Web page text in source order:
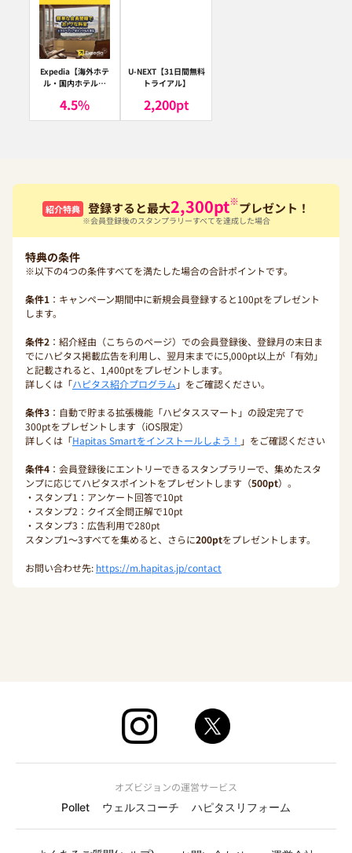
Expedia【海外ホテ
ル・国内ホテル予
ア）
4.5%
U-NEXT【31日間無料
トライアル】
2,200pt
紹介特典 登録すると最大2,300pt※プレゼント！
※会員登録後のスタンプラリーすべてを達成した場合
特典の条件
※以下の4つの条件すべてを満たした場合の合計ポイントです。
条件1 ：キャンペーン期間中に新規会員登録すると100ptをプレゼント
します。
条件2 ：紹介経由（こちらのページ）での会員登録後、登録月の末日ま
でにハピタス掲載広告を利用し、翌月末までに5,000pt以上が「有効」
と記載されると、1,400ptをプレゼントします。
詳しくは「ハピタス紹介プログラム 」をご確認ください。
条件3 ：自動で貯まる拡張機能「ハピタススマート」の設定完了で
300ptをプレゼントします（iOS限定）
詳しくは「Hapitas Smartをインストールしよう！ 」をご確認ください
条件4 ：会員登録後にエントリーできるスタンプラリーで、集めたスタ
ンプに応じてハピタスポイントをプレゼントします（500pt）。
・スタンプ1：アンケート回答で10pt
・スタンプ2：クイズ全問正解で10pt
・スタンプ3：広告利用で280pt
スタンプ1〜3すべてを集めると、さらに200ptをプレゼントします。
お問い合わせ先: https://m.hapitas.jp/contact
オズビジョンの運営サービス
Pollet
ウェルスコーチ ハピタスリフォーム